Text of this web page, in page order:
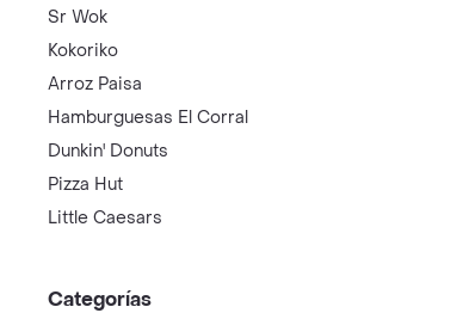
Sr Wok
Kokoriko
Arroz Paisa
Hamburguesas El Corral
Dunkin' Donuts
Pizza Hut
Little Caesars
Categorías